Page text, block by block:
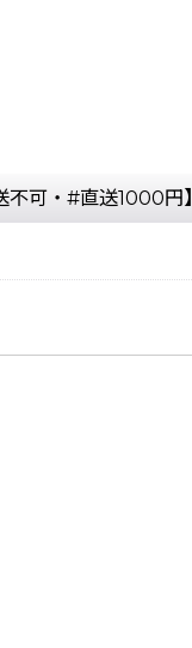
可・#直送1000円】